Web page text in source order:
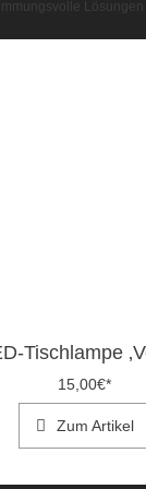
Tischlampe
15,00€*
Zum Artikel